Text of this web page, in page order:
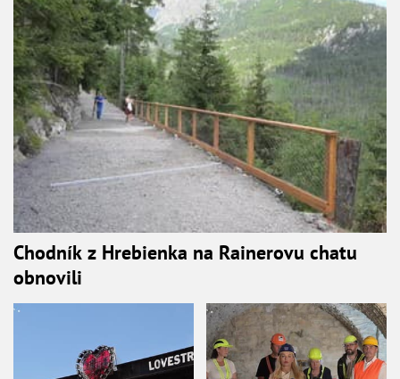
Chodník z Hrebienka na Rainerovu chatu
obnovili